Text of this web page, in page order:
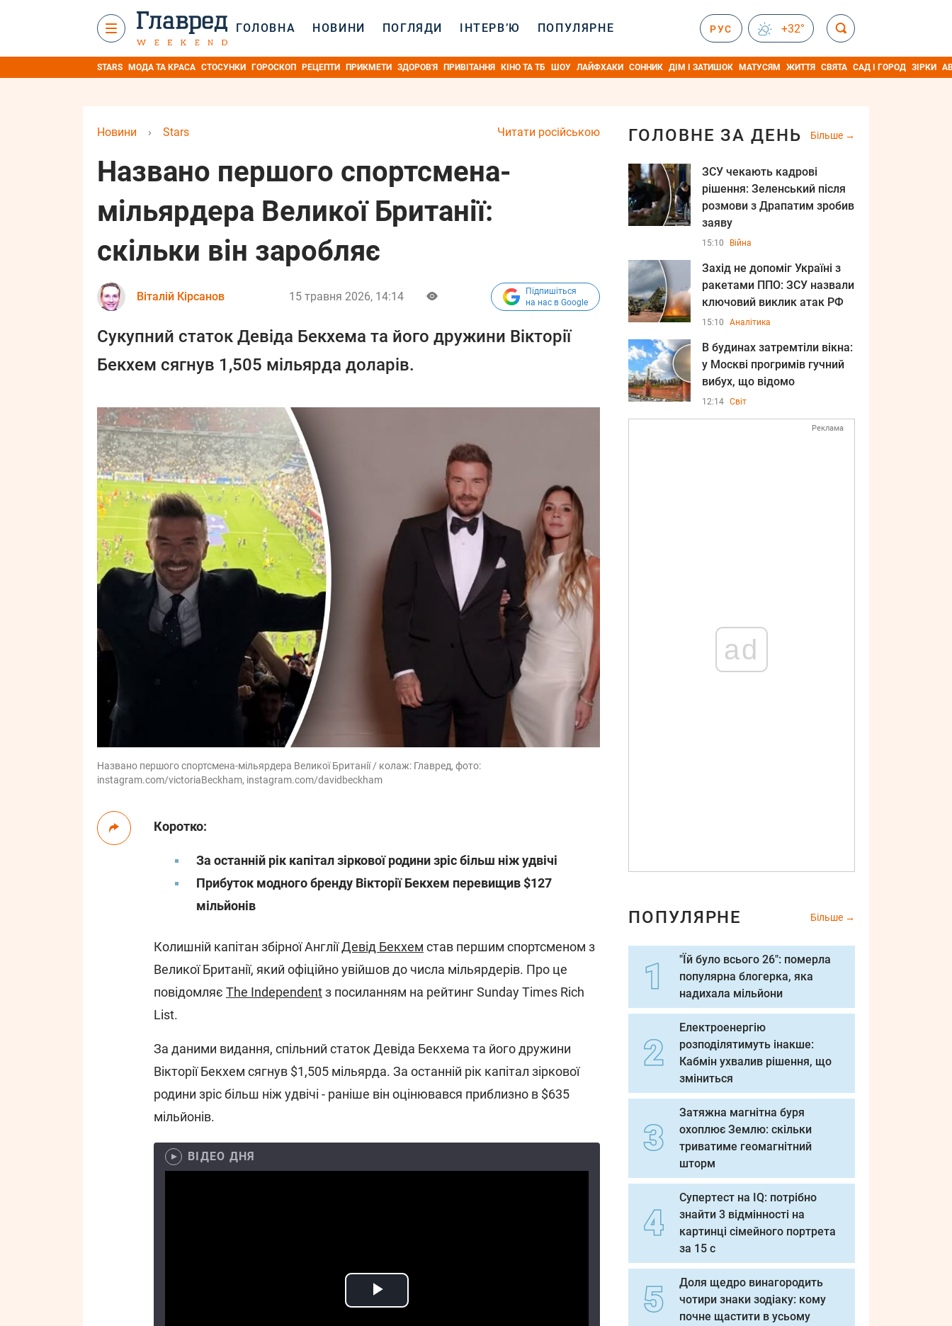
ГОЛОВНА НОВИНИ ПОГЛЯДИ ІНТЕРВ’Ю ПОПУЛЯРНЕ РУС +32°
STARS МОДА ТА КРАСА СТОСУНКИ ГОРОСКОП РЕЦЕПТИ ПРИКМЕТИ ЗДОРОВ'Я ПРИВІТАННЯ КІНО ТА ТБ ШОУ ЛАЙФХАКИ СОННИК ДІМ І ЗАТИШОК МАТУСЯМ ЖИТТЯ СВЯТА САД І ГОРОД ЗІРКИ
Читати російською
Новини › Stars
Названо першого спортсмена-
мільярдера Великої Британії:
скільки він заробляє
Віталій Кірсанов 15 травня 2026, 14:14
Підпишіться
на нас в Google
Сукупний статок Девіда Бекхема та його дружини Вікторії
Бекхем сягнув 1,505 мільярда доларів.
Названо першого спортсмена-мільярдера Великої Британії / колаж: Главред, фото:
instagram.com/victoriaBeckham, instagram.com/davidbeckham
Коротко:
За останній рік капітал зіркової родини зріс більш ніж удвічі
Прибуток модного бренду Вікторії Бекхем перевищив $127
мільйонів
Колишній капітан збірної АнгліїДевід Бекхем став першим спортсменом з
Великої Британії, який офіційно увійшов до числа мільярдерів. Про це
повідомляє The Independentз посиланням на рейтинг Sunday Times Rich
List.
За даними видання, спільний статок Девіда Бекхема та його дружини
Вікторії Бекхем сягнув $1,505 мільярда. За останній рік капітал зіркової
родини зріс більш ніж удвічі - раніше він оцінювався приблизно в $635
мільйонів.
ВІДЕО ДНЯ
ГОЛОВНЕ ЗА ДЕНЬ Більше
ЗСУ чекають кадрові
рішення: Зеленський після
розмови з Драпатим зробив
заяву
15:10 Війна
Захід не допоміг Україні з
ракетами ППО: ЗСУ назвали
ключовий виклик атак РФ
15:10 Аналітика
В будинах затремтіли вікна:
у Москві прогримів гучний
вибух, що відомо
12:14 Світ
Реклама
ad
ПОПУЛЯРНЕ Більше
"Їй було всього 26": померла
популярна блогерка, яка
надихала мільйони
Електроенергію
розподілятимуть інакше:
Кабмін ухвалив рішення, що
зміниться
Затяжна магнітна буря
охоплює Землю: скільки
триватиме геомагнітний
шторм
Супертест на IQ: потрібно
знайти 3 відмінності на
картинці сімейного портрета
за 15 с
Доля щедро винагородить
чотири знаки зодіаку: кому
почне щастити в усьому